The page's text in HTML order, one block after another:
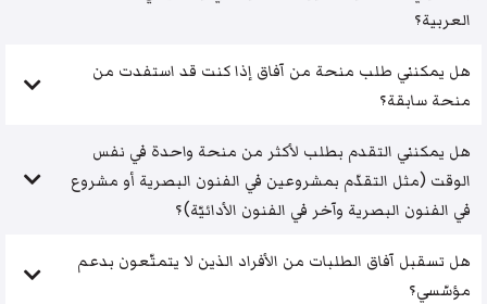
العربية؟
هل يمكنني طلب منحة من آفاق إذا كنت قد استفدت من
منحة سابقة؟
هل يمكنني التقدم بطلب لأكثر من منحة واحدة في نفس
الوقت (مثل التقدّم بمشروعين في الفنون البصرية أو مشروع
في الفنون البصرية وآخر في الفنون الأدائيّة)؟
هل تسقبل آفاق الطلبات من الأفراد الذين لا يتمتّعون بدعم
مؤسّسي؟